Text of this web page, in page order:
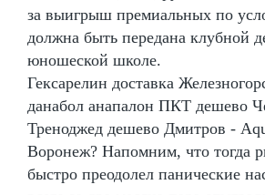
за выигрыш премиальных по
должна быть передана клубной
юношеской школе.
Гексарелин доставка
данабол анапалон ПКТ дешево
Треноджед дешево Дмитров -
Воронеж? Напомним, что тогда
быстро преодолел панические